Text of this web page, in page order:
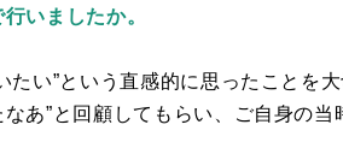
いましたか。
たい”という直感的に思ったことを
あ”と回顧してもらい、ご自身の